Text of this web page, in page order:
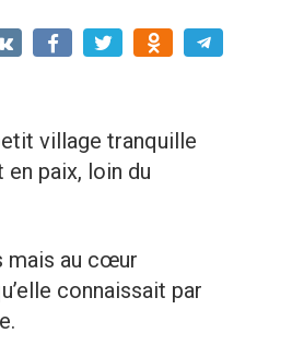
village tranquille
paix, loin du
mais au cœur
connaissait par